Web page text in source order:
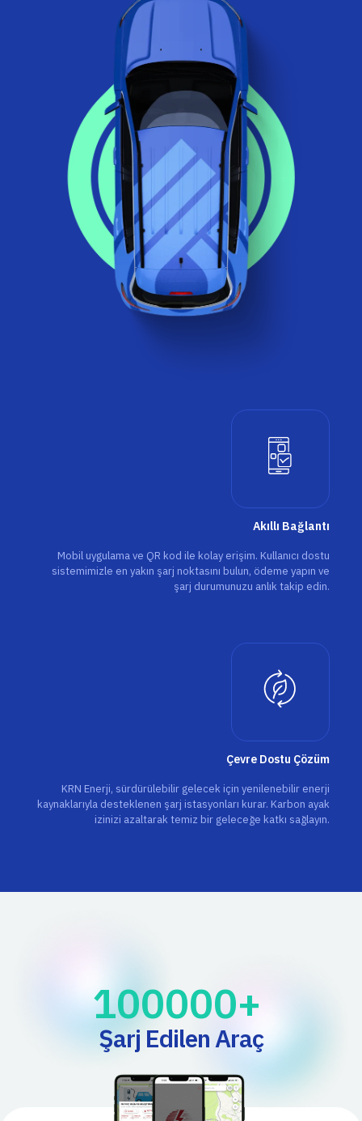
Akıllı Bağlantı
Mobil uygulama ve QR kod ile kolay erişim. Kullanıcı dostu
sistemimizle en yakın şarj noktasını bulun, ödeme yapın ve
şarj durumunuzu anlık takip edin.
Çevre Dostu Çözüm
KRN Enerji, sürdürülebilir gelecek için yenilenebilir enerji
kaynaklarıyla desteklenen şarj istasyonları kurar. Karbon ayak
izinizi azaltarak temiz bir geleceğe katkı sağlayın.
100000+
Şarj Edilen Araç